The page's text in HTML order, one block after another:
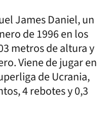
James Daniel, un
de 1996 en los
metros de altura y
Viene de jugar en
de Ucrania,
4 rebotes y 0,3